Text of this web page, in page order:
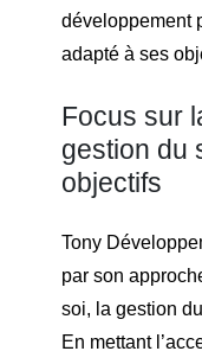
développement
adapté à ses
Focus sur
gestion du
objectifs
Tony
par son
soi, la gestion
En mettant